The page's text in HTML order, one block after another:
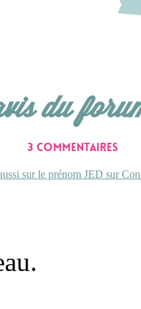
du
3 commentaires
sur le prénom JED sur